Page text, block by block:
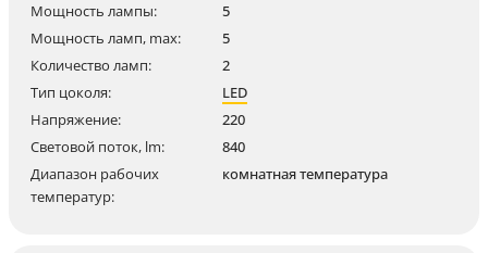
Мощность лампы:
5
Мощность ламп, max:
5
Количество ламп:
2
Тип цоколя:
LED
Напряжение:
220
Световой поток, lm:
840
Диапазон рабочих
температур:
комнатная температура